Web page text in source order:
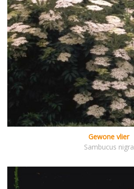
Gewone vlier
Sambucus nigra